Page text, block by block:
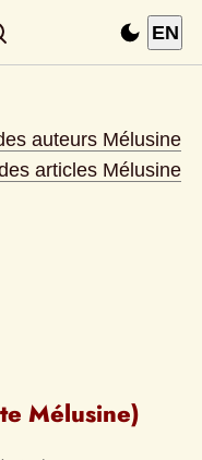
EN
auteurs Mélusine
articles Mélusine
Mélusine)